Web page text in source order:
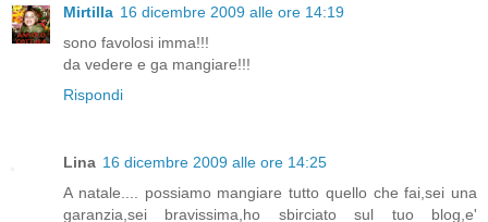
Mirtilla 16 dicembre 2009 alle ore 14:19
sono favolosi imma!!!
da vedere e ga mangiare!!!
Rispondi
Lina 16 dicembre 2009 alle ore 14:25
A natale.... possiamo mangiare tutto quello che fai,sei una
garanzia,sei bravissima,ho sbirciato sul tuo blog,e'